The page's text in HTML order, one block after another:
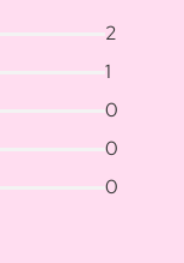
2
1
0
0
0